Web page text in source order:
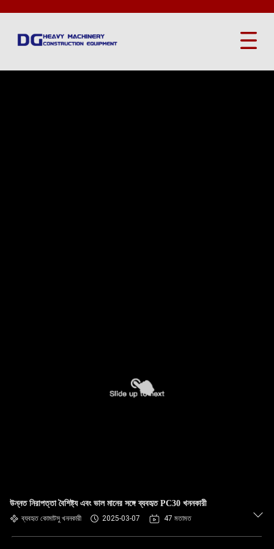
উন্নত নিরাপত্তা বৈশিষ্ট্য এবং ভাল মানের সঙ্গে ব্যবহৃত PC30 খননকারী
ব্যবহৃত কোমাটসু খননকারী 2025-03-07 47 মতামত